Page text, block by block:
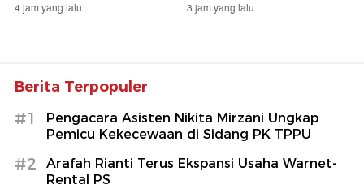
4 jam yang lalu 3 jam yang lalu
Berita Terpopuler
#1
Pengacara Asisten Nikita Mirzani Ungkap
Pemicu Kekecewaan di Sidang PK TPPU
#2
Arafah Rianti Terus Ekspansi Usaha Warnet-
Rental PS